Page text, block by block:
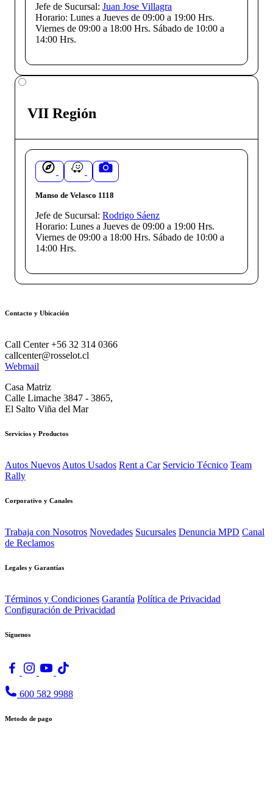
Jefe de Sucursal: Juan Jose Villagra
Horario: Lunes a Jueves de 09:00 a 19:00 Hrs.
Viernes de 09:00 a 18:00 Hrs. Sábado de 10:00 a
14:00 Hrs.
VII Región
Manso de Velasco 1118
Jefe de Sucursal: Rodrigo Sáenz
Horario: Lunes a Jueves de 09:00 a 19:00 Hrs.
Viernes de 09:00 a 18:00 Hrs. Sábado de 10:00 a
14:00 Hrs.
Contacto y Ubicación
Call Center +56 32 314 0366
callcenter@rosselot.cl
Webmail
Casa Matriz
Calle Limache 3847 - 3865,
El Salto Viña del Mar
Servicios y Productos
Autos Nuevos Autos Usados Rent a Car Servicio Técnico Team
Rally
Corporativo y Canales
Trabaja con Nosotros Novedades Sucursales Denuncia MPD Canal
de Reclamos
Legales y Garantías
Términos y Condiciones Garantía Política de Privacidad
Configuración de Privacidad
Síguenos
600 582 9988
Metodo de pago